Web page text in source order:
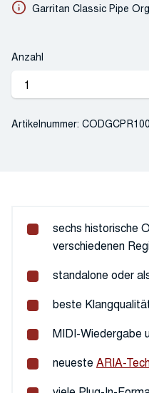
Garritan Classic Pipe
Anzahl
GARRITAN
Classic
Organs
Artikelnummer:
sechs historische
verschiedenen
standalone oder
beste
MIDI-Wiedergabe
neueste ARIA-